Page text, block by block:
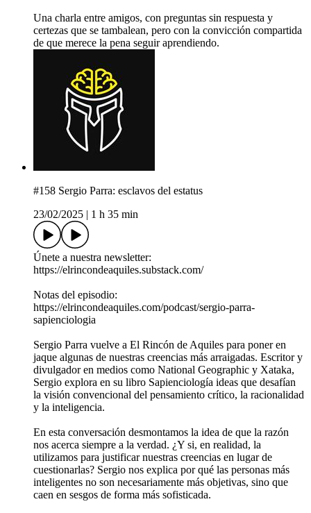
Una charla entre amigos, con preguntas sin respuesta y
certezas que se tambalean, pero con la convicción compartida
de que merece la pena seguir aprendiendo.
#158 Sergio Parra: esclavos del estatus
23/02/2025
1 h 35 min
Únete a nuestra newsletter:
⁠⁠https://elrincondeaquiles.substack.com/⁠⁠
Notas del episodio:
https://elrincondeaquiles.com/podcast/sergio-parra-
sapienciologia
Sergio Parra vuelve a El Rincón de Aquiles para poner en
jaque algunas de nuestras creencias más arraigadas. Escritor y
divulgador en medios como National Geographic y Xataka,
Sergio explora en su libro Sapienciología ideas que desafían
la visión convencional del pensamiento crítico, la racionalidad
y la inteligencia.
En esta conversación desmontamos la idea de que la razón
nos acerca siempre a la verdad. ¿Y si, en realidad, la
utilizamos para justificar nuestras creencias en lugar de
cuestionarlas? Sergio nos explica por qué las personas más
inteligentes no son necesariamente más objetivas, sino que
caen en sesgos de forma más sofisticada.